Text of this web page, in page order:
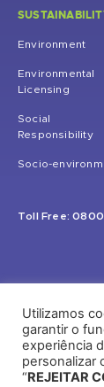
Environment
Environmental
Licensing
Social
Responsibility
Socio-
Toll Free:
UHE Jirau
Rodovia BR-
(RO) – CEP:
Utilizamos
garantir o
experiência
personalizar
“REJEITAR